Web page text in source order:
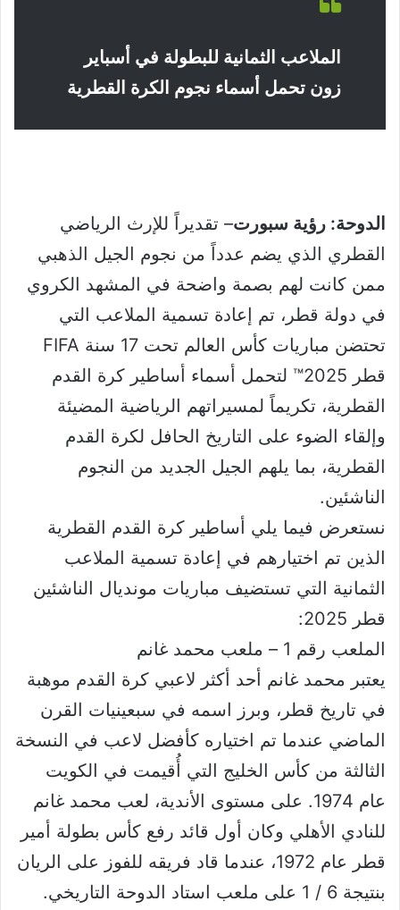
الملاعب الثمانية للبطولة في أسباير
زون تحمل أسماء نجوم الكرة القطرية
الدوحة: رؤية سبورت– تقديراً للإرث الرياضي
القطري الذي يضم عدداً من نجوم الجيل الذهبي
ممن كانت لهم بصمة واضحة في المشهد الكروي
في دولة قطر، تم إعادة تسمية الملاعب التي
تحتضن مباريات كأس العالم تحت 17 سنة FIFA
قطر 2025™️ لتحمل أسماء أساطير كرة القدم
القطرية، تكريماً لمسيراتهم الرياضية المضيئة
وإلقاء الضوء على التاريخ الحافل لكرة القدم
القطرية، بما يلهم الجيل الجديد من النجوم
الناشئين.
نستعرض فيما يلي أساطير كرة القدم القطرية
الذين تم اختيارهم في إعادة تسمية الملاعب
الثمانية التي تستضيف مباريات مونديال الناشئين
قطر 2025:
الملعب رقم 1 – ملعب محمد غانم
يعتبر محمد غانم أحد أكثر لاعبي كرة القدم موهبة
في تاريخ قطر، وبرز اسمه في سبعينيات القرن
الماضي عندما تم اختياره كأفضل لاعب في النسخة
الثالثة من كأس الخليج التي أُقيمت في الكويت
عام 1974. على مستوى الأندية، لعب محمد غانم
للنادي الأهلي وكان أول قائد رفع كأس بطولة أمير
قطر عام 1972، عندما قاد فريقه للفوز على الريان
بنتيجة 6 / 1 على ملعب استاد الدوحة التاريخي.